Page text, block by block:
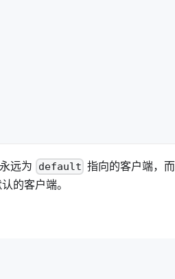
永远为 default 指向的客户端，
的客户端。